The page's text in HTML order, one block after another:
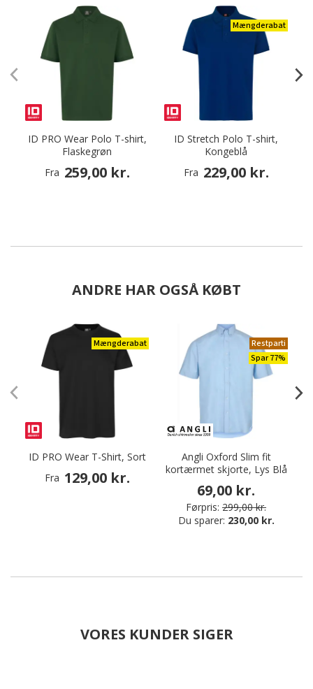
ID PRO Wear Polo T-shirt,
Flaskegrøn
Fra 259,00 kr.
Mængderabat
ID Stretch Polo T-shirt,
Kongeblå
Fra 229,00 kr.
ANDRE HAR OGSÅ KØBT
Mængderabat
ID PRO Wear T-Shirt, Sort
Fra 129,00 kr.
Restparti
Spar 77%
Angli Oxford Slim fit
kortærmet skjorte, Lys Blå
69,00 kr.
Førpris: 299,00 kr.
Du sparer: 230,00 kr.
VORES KUNDER SIGER